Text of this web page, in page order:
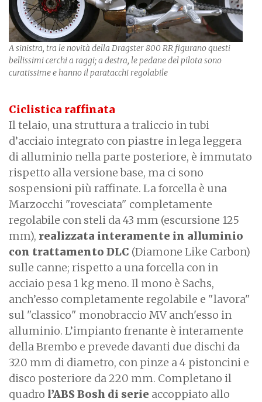
A sinistra, tra le novità della Dragster 800 RR figurano questi
bellissimi cerchi a raggi; a destra, le pedane del pilota sono
curatissime e hanno il paratacchi regolabile
Ciclistica raffinata
Il telaio, una struttura a traliccio in tubi
d’acciaio integrato con piastre in lega leggera
di alluminio nella parte posteriore, è immutato
rispetto alla versione base, ma ci sono
sospensioni più raffinate. La forcella è una
Marzocchi "rovesciata" completamente
regolabile con steli da 43 mm (escursione 125
mm), realizzata interamente in alluminio
con trattamento DLC (Diamone Like Carbon)
sulle canne; rispetto a una forcella con in
acciaio pesa 1 kg meno. Il mono è Sachs,
anch’esso completamente regolabile e "lavora"
sul "classico" monobraccio MV anch'esso in
alluminio. L’impianto frenante è interamente
della Brembo e prevede davanti due dischi da
320 mm di diametro, con pinze a 4 pistoncini e
disco posteriore da 220 mm. Completano il
quadro l’ABS Bosh di serie accoppiato allo